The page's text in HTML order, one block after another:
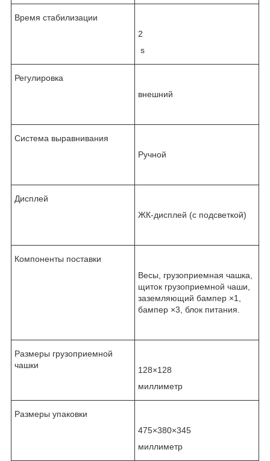
Время стабилизации
2
s
Регулировка
внешний
Система выравнивания
Ручной
Дисплей
ЖК-дисплей (с подсветкой)
Компоненты поставки
Весы, грузоприемная чашка,
щиток грузоприемной чаши,
заземляющий бампер ×1,
бампер ×3, блок питания.
Размеры грузоприемной
чашки
128×128
миллиметр
Размеры упаковки
475×380×345
миллиметр